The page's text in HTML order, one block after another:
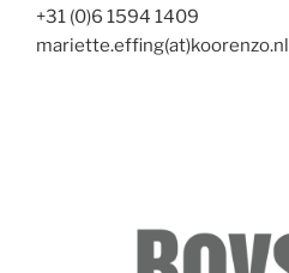
+31 (0)6 1594 1409
mariette.effing(at)koorenzo.nl